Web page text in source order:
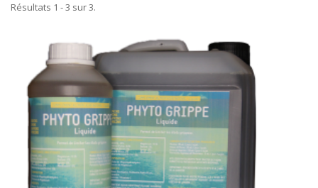
Résultats 1 - 3 sur 3.